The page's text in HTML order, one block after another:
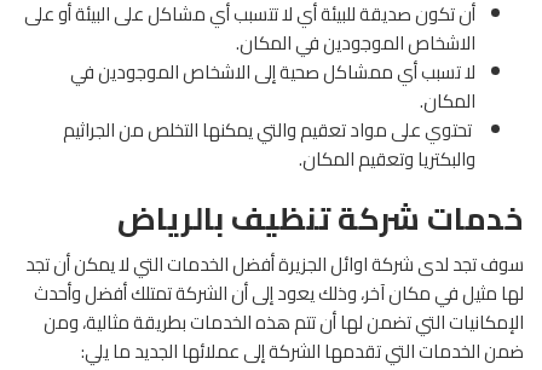
أن تكون صديقة للبيئة أي لا تتسبب أي مشاكل على البيئة أو على
الاشخاص الموجودين في المكان.
لا تسبب أي ممشاكل صحية إلى الاشخاص الموجودين في
المكان.
تحتوي على مواد تعقيم والتي يمكنها التخلص من الجراثيم
والبكتريا وتعقيم المكان.
خدمات شركة تنظيف بالرياض
سوف تجد لدى شركة اوائل الجزيرة أفضل الخدمات التي لا يمكن أن تجد
لها مثيل في مكان آخر، وذلك يعود إلى أن الشركة تمتلك أفضل وأحدث
الإمكانيات التي تضمن لها أن تتم هذه الخدمات بطريقة مثالية، ومن
ضمن الخدمات التي تقدمها الشركة إلى عملائها الجديد ما يلي: